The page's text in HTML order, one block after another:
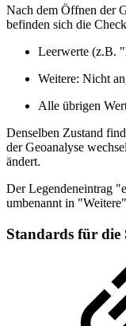
Nach dem Öffnen der
befinden sich die
Leerwerte (z.B.
Weitere: Nicht
Alle übrigen
Denselben Zustand
der Geoanalyse
ändert.
Der Legendeneintrag
umbenannt in
Standards für